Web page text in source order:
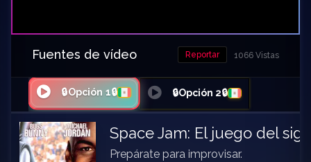
Fuentes de vídeo 1066 Vistas
Reportar
🔒Opción 1🔒 🔒Opción 2🔒
Space Jam: El juego del
Prepárate para improvisar.